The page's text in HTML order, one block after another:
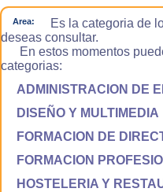
Area:
Es la categoria de
deseas consultar.
En estos momentos
categorias:
ADMINISTRACION DE
DISEÑO Y MULTIMEDIA
FORMACION DE
FORMACION
HOSTELERIA Y